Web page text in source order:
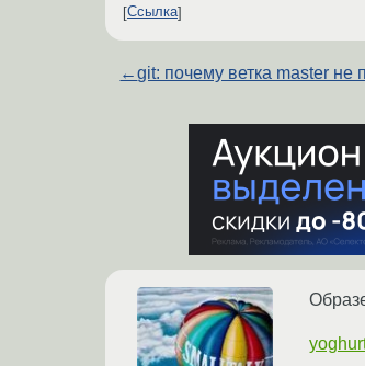
Ссылка
←git: почему ветка master не